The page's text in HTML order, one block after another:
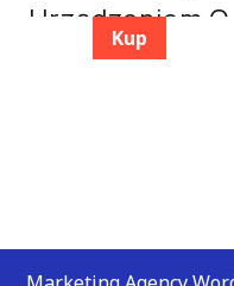
Urządzeniem O
Podwyższonym
Kup